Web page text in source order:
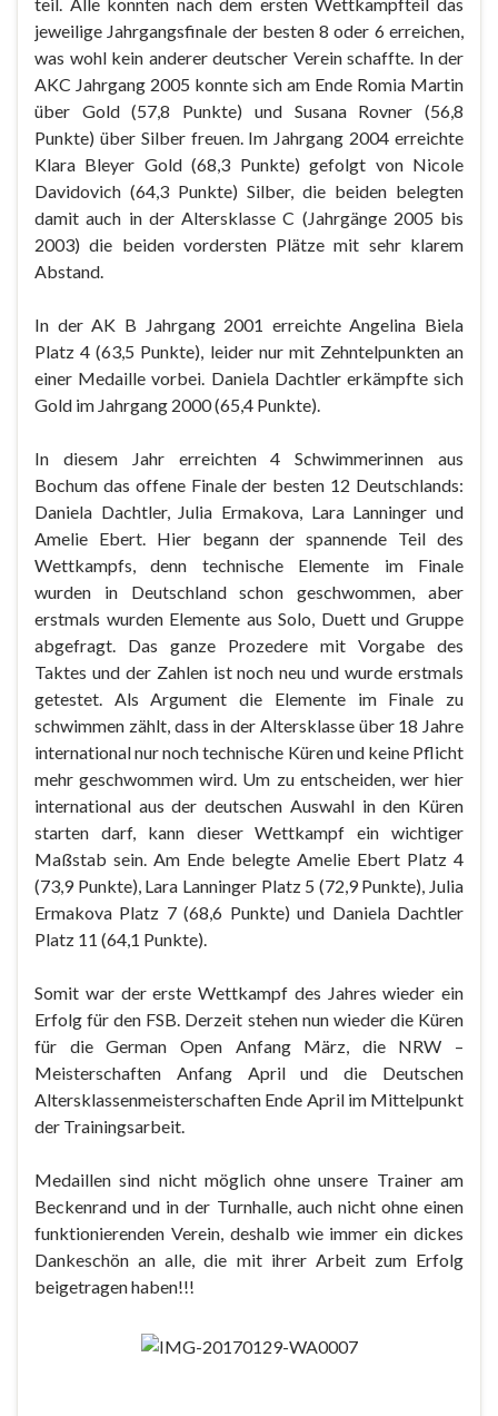
teil. Alle konnten nach dem ersten Wettkampfteil das
jeweilige Jahrgangsfinale der besten 8 oder 6 erreichen,
was wohl kein anderer deutscher Verein schaffte. In der
AKC Jahrgang 2005 konnte sich am Ende Romia Martin
über Gold (57,8 Punkte) und Susana Rovner (56,8
Punkte) über Silber freuen. Im Jahrgang 2004 erreichte
Klara Bleyer Gold (68,3 Punkte) gefolgt von Nicole
Davidovich (64,3 Punkte) Silber, die beiden belegten
damit auch in der Altersklasse C (Jahrgänge 2005 bis
2003) die beiden vordersten Plätze mit sehr klarem
Abstand.
In der AK B Jahrgang 2001 erreichte Angelina Biela
Platz 4 (63,5 Punkte), leider nur mit Zehntelpunkten an
einer Medaille vorbei. Daniela Dachtler erkämpfte sich
Gold im Jahrgang 2000 (65,4 Punkte).
In diesem Jahr erreichten 4 Schwimmerinnen aus
Bochum das offene Finale der besten 12 Deutschlands:
Daniela Dachtler, Julia Ermakova, Lara Lanninger und
Amelie Ebert. Hier begann der spannende Teil des
Wettkampfs, denn technische Elemente im Finale
wurden in Deutschland schon geschwommen, aber
erstmals wurden Elemente aus Solo, Duett und Gruppe
abgefragt. Das ganze Prozedere mit Vorgabe des
Taktes und der Zahlen ist noch neu und wurde erstmals
getestet. Als Argument die Elemente im Finale zu
schwimmen zählt, dass in der Altersklasse über 18 Jahre
international nur noch technische Küren und keine Pflicht
mehr geschwommen wird. Um zu entscheiden, wer hier
international aus der deutschen Auswahl in den Küren
starten darf, kann dieser Wettkampf ein wichtiger
Maßstab sein. Am Ende belegte Amelie Ebert Platz 4
(73,9 Punkte), Lara Lanninger Platz 5 (72,9 Punkte), Julia
Ermakova Platz 7 (68,6 Punkte) und Daniela Dachtler
Platz 11 (64,1 Punkte).
Somit war der erste Wettkampf des Jahres wieder ein
Erfolg für den FSB. Derzeit stehen nun wieder die Küren
für die German Open Anfang März, die NRW –
Meisterschaften Anfang April und die Deutschen
Altersklassenmeisterschaften Ende April im Mittelpunkt
der Trainingsarbeit.
Medaillen sind nicht möglich ohne unsere Trainer am
Beckenrand und in der Turnhalle, auch nicht ohne einen
funktionierenden Verein, deshalb wie immer ein dickes
Dankeschön an alle, die mit ihrer Arbeit zum Erfolg
beigetragen haben!!!